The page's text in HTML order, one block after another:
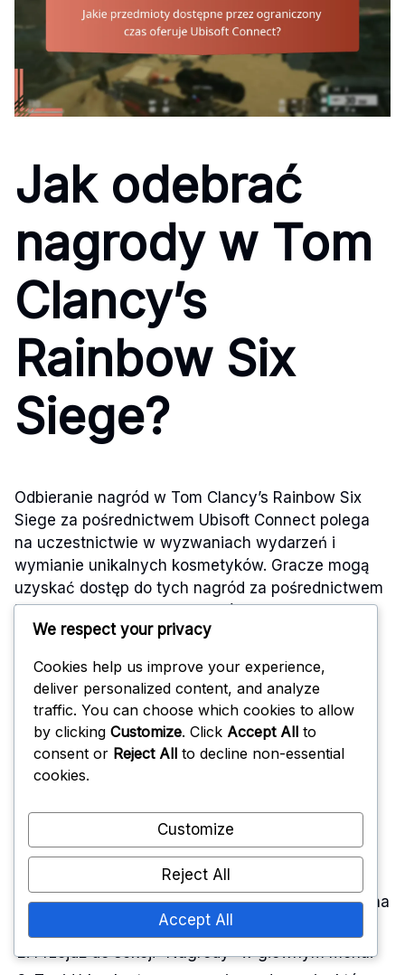
Jak odebrać
nagrody w Tom
Clancy’s
Rainbow Six
Siege?
Odbieranie nagród w Tom Clancy’s Rainbow Six
Siege za pośrednictwem Ubisoft Connect polega
na uczestnictwie w wyzwaniach wydarzeń i
wymianie unikalnych kosmetyków. Gracze mogą
uzyskać dostęp do tych nagród za pośrednictwem
interfejsu Ubisoft Connect, który zapewnia
uproszczony proces śledzenia i odbierania
Kroki do odbierania
nagród za
Connect
Otwórz aplikację Ubisoft Connect i zaloguj się na
Przejdź do sekcji “Nagrody” w głównym menu.
We respect your privacy
Cookies help us improve your experience,
deliver personalized content, and analyze
traffic. You can choose which cookies to allow
by clicking Customize. Click Accept All to
consent or Reject All to decline non-essential
cookies.
Customize
Reject All
Accept All